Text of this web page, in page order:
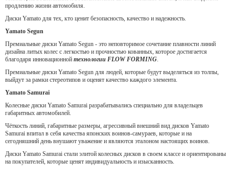
продлению жизни автомобиля.
Диски Yamato для тех, кто ценит безопасность, качество и надежность.
Yamato Segun
Премиальные диски Yamato Segun - это неповторимое сочетание плавности линий
дизайна литых колес с легкостью и прочностью кованных, которое достигается
благодаря инновационной технологии FLOW FORMING.
Премиальные диски Yamato Segun для людей, которые будут выделяться из толпы,
выйдут за рамки стереотипов и оценят качество каждого элемента.
Yamato Samurai
Колесные диски Yamato Samurai разрабатывались специально для владельцев
габаритных автомобилей.
Чёткость линий, габаритные размеры, агрессивный внешний вид дисков Yamato
Samurai впитал в себя качества японских воинов-самураев, которые и на
сегодняшний день внушают уважение и являются эталоном настоящих воинов.
Диски Yamato Samurai стали элитой колесных дисков в своем классе и ориентированы
на покупателей, которые ценят индивидуальность и изысканность.